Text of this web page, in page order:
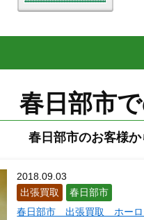
春日部市
春日部市のお客様か
2018.09.03
出張買取
春日部市
春日部市 出張買取 ホーロ